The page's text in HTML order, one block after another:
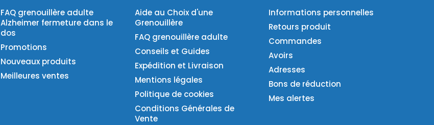
FAQ grenouillère adulte
Alzheimer fermeture dans le
dos
Promotions
Nouveaux produits
Meilleures ventes
Aide au Choix d'une
Grenouillère
FAQ grenouillère adulte
Conseils et Guides
Expédition et Livraison
Mentions légales
Politique de cookies
Conditions Générales de
Vente
Informations personnelles
Retours produit
Commandes
Avoirs
Adresses
Bons de réduction
Mes alertes